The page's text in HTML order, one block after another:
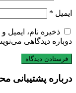
ایمیل *
ذخیره نام،
دوباره دیدگاهی
درباره پشتیبانی